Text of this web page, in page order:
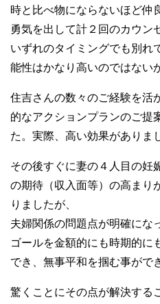
時と比べ物にならないほど仲
勇気を出して計２回のカウン
いずれのタイミングでも別れ
能性はかなり高いのではない
住吉さんの数々のご経験を活
的なアクションプランのご提
た。実際、高い効果がありま
その後すぐに妻の４人目の妊
の期待（収入面等）の高まり
りましたが、
夫婦関係の問題点が明確にな
ゴールを金額的にも時期的に
でき、無事平和を掴む事がで
驚くことにその点が解決する